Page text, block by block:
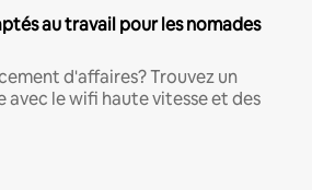
au travail pour les nomades
d'affaires? Trouvez un
avec le wifi haute vitesse et des